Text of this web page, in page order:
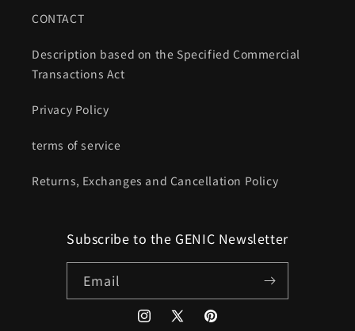
CONTACT
Description based on the Specified Commercial
Transactions Act
Privacy Policy
terms of service
Returns, Exchanges and Cancellation Policy
Subscribe to the GENIC Newsletter
Email
Instagram
X Pinterest